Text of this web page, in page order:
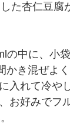
た杏仁豆腐
の中に、小
き混ぜよく
入れて冷や
お好みでフ